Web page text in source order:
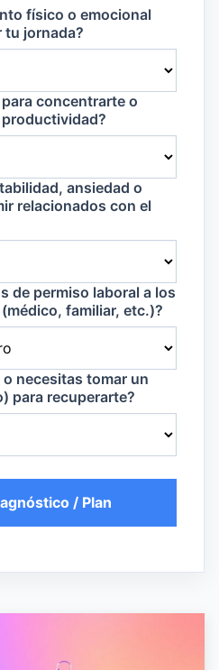
físico o emocional
jornada?
concentrarte o
ansiedad o
relacionados con el
de permiso laboral a los
familiar, etc.)?
necesitas tomar un
para recuperarte?
/ Plan